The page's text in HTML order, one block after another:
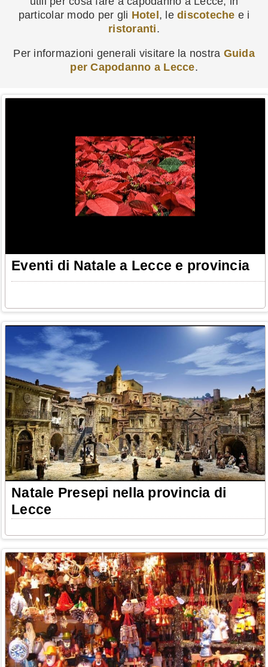
particolar modo per gli Hotel, le discoteche e i
ristoranti.
Per informazioni generali visitare la nostra Guida
per Capodanno a Lecce.
Eventi di Natale a Lecce e provincia
Natale Presepi nella provincia di
Lecce